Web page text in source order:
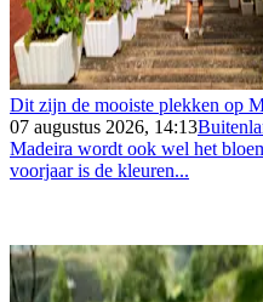
Dit zijn de mooiste plekken op
07 augustus 2026, 14:13
Madeira wordt ook wel het
voorjaar is de kleuren...